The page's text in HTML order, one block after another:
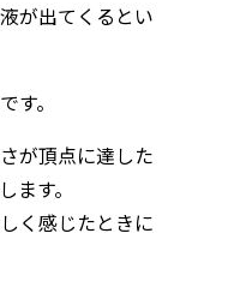
が出てくるとい
。
が頂点に達した
す。
く感じたときに